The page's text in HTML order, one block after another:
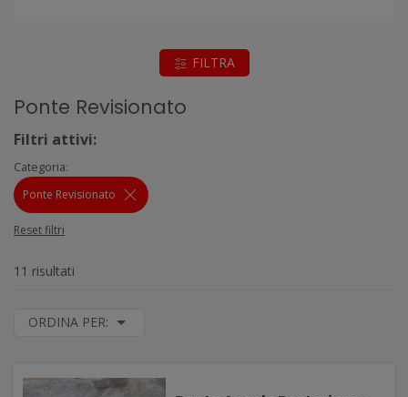
FILTRA
Ponte Revisionato
Filtri attivi:
Categoria:
Ponte Revisionato
Reset filtri
11 risultati
ORDINA PER: